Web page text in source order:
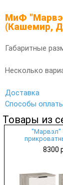
МиФ
(Кашемир,
Габаритные
Несколько
Доставка
Способы
Товары из
"Марвэл"
8300